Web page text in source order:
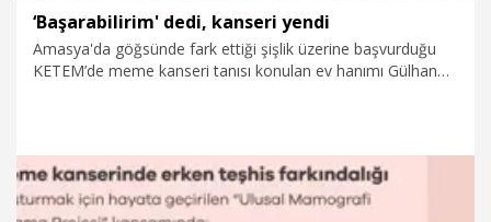
‘Başarabilirim' dedi, kanseri yendi
Amasya'da göğsünde fark ettiği şişlik üzerine başvurduğu
KETEM’de meme kanseri tanısı konulan ev hanımı Gülhan
başarabilirim' dedim. Erken teşhisle bunun üstesinden
gelebileceğimi anladım. Şu anda sağlık durumum çok iyi ve
atlattım" dedi.